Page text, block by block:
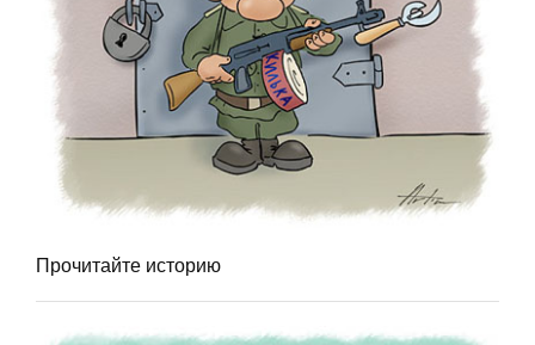
Прочитайте историю